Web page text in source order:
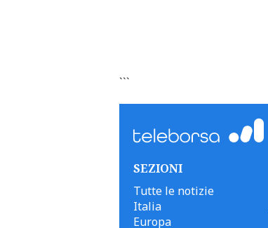
```
SEZIONI
Tutte le notizie
Italia
Europa